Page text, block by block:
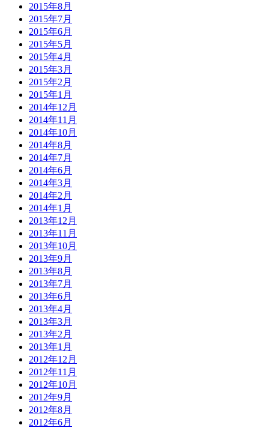
2015年8月
2015年7月
2015年6月
2015年5月
2015年4月
2015年3月
2015年2月
2015年1月
2014年12月
2014年11月
2014年10月
2014年8月
2014年7月
2014年6月
2014年3月
2014年2月
2014年1月
2013年12月
2013年11月
2013年10月
2013年9月
2013年8月
2013年7月
2013年6月
2013年4月
2013年3月
2013年2月
2013年1月
2012年12月
2012年11月
2012年10月
2012年9月
2012年8月
2012年6月